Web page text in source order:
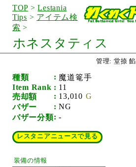
TOP >Lestania
Tips > アイテム検
索 >
ホネスタティス
管理: 堂捺 餡
種類
魔道篭手
Item Rank
11
売却額
13,010
バザー
NG
バザー分類
-
レスタニアニュースで見る
装備の情報